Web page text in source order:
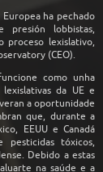
ha pechado
presión lobbistas,
proceso lexislativo,
(CEO).
como unha
da UE e
a oportunidade
que, durante a
EEUU e Canadá
pesticidas tóxicos,
Debido a estas
na saúde e a